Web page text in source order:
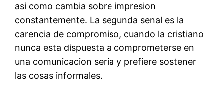
asi­ como cambia sobre impresion
constantemente. La segunda senal es la
carencia de compromiso, cuando la cristiano
nunca esta dispuesta a comprometerse en
una comunicacion seria y prefiere sostener
las cosas informales.